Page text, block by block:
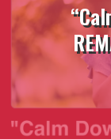
conteúdo